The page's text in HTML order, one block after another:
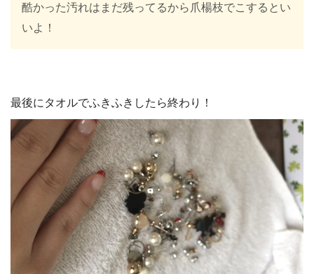
酷かった汚れはまだ残ってるから爪楊枝でこするとい
いよ！
最後にタオルでふきふきしたら終わり！